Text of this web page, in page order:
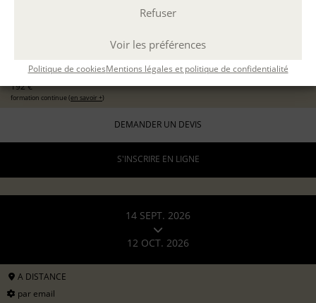
Refuser
Voir les préférences
Politique de cookiesMentions légales et politique de confidentialité
EXPÉRIMENTER L'ATELIER D'ÉCRITURE
pour les particuliers
192 €
formation continue (en savoir +)
DEMANDER UN DEVIS
S'INSCRIRE EN LIGNE
14 SEPT. 2026
12 OCT. 2026
A DISTANCE
par email